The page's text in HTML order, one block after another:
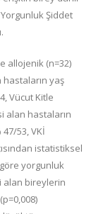
Şiddet
allojenik (n=32)
hastaların yaş
Vücut Kitle
alan hastaların
47/53, VKİ
istatistiksel
yorgunluk
alan bireylerin